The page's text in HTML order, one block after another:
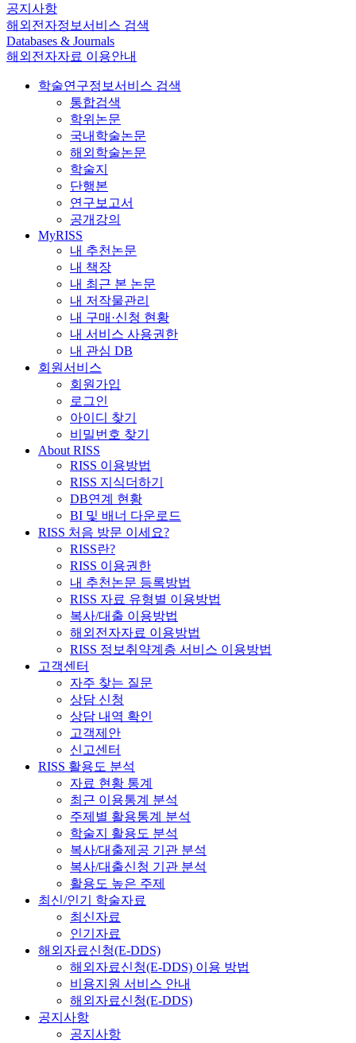
공지사항
해외전자정보서비스 검색
Databases & Journals
해외전자자료 이용안내
학술연구정보서비스 검색
통합검색
학위논문
국내학술논문
해외학술논문
학술지
단행본
연구보고서
공개강의
MyRISS
내 추천논문
내 책장
내 최근 본 논문
내 저작물관리
내 구매·신청 현황
내 서비스 사용권한
내 관심 DB
회원서비스
회원가입
로그인
아이디 찾기
비밀번호 찾기
About RISS
RISS 이용방법
RISS 지식더하기
DB연계 현황
BI 및 배너 다운로드
RISS 처음 방문 이세요?
RISS란?
RISS 이용권한
내 추천논문 등록방법
RISS 자료 유형별 이용방법
복사/대출 이용방법
해외전자자료 이용방법
RISS 정보취약계층 서비스 이용방법
고객센터
자주 찾는 질문
상담 신청
상담 내역 확인
고객제안
신고센터
RISS 활용도 분석
자료 현황 통계
최근 이용통계 분석
주제별 활용통계 분석
학술지 활용도 분석
복사/대출제공 기관 분석
복사/대출신청 기관 분석
활용도 높은 주제
최신/인기 학술자료
최신자료
인기자료
해외자료신청(E-DDS)
해외자료신청(E-DDS) 이용 방법
비용지원 서비스 안내
해외자료신청(E-DDS)
공지사항
공지사항